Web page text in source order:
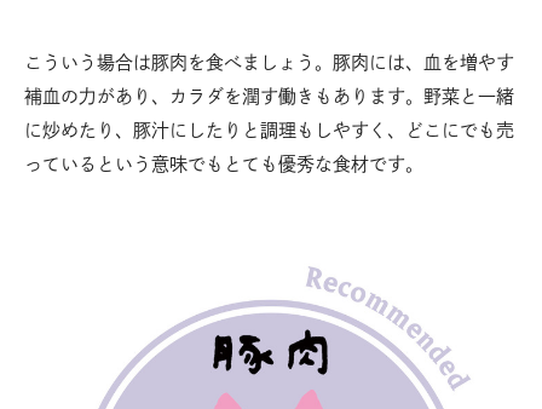
こういう場合は豚肉を食べましょう。豚肉には、血を増やす
補血の力があり、カラダを潤す働きもあります。野菜と一緒
に炒めたり、豚汁にしたりと調理もしやすく、どこにでも売
っているという意味でもとても優秀な食材です。